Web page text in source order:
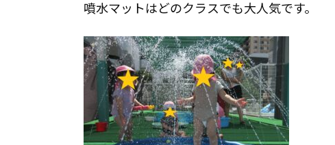
噴水マットはどのクラスでも大人気です。